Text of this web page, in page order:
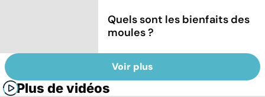
Quels sont les bienfaits des
moules ?
Voir plus
Plus de vidéos